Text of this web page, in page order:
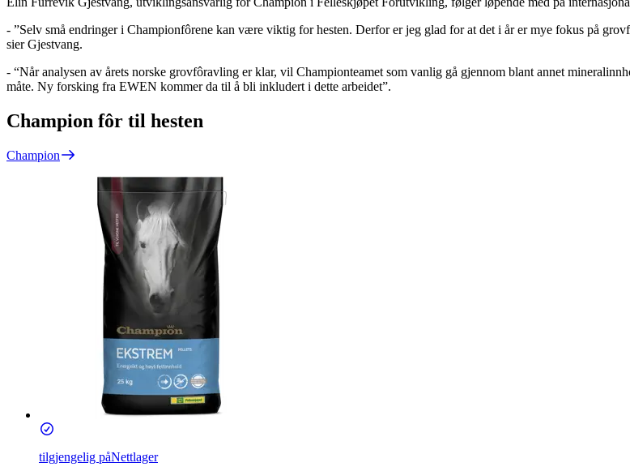
- ”Selv små endringer i Championfôrene kan være viktig for hesten. Derfor er jeg glad for at det i år er mye fokus på
sier Gjestvang.
- “Når analysen av årets norske grovfôravling er klar, vil Championteamet som vanlig gå gjennom blant annet
måte. Ny forsking fra EWEN kommer da til å bli inkludert i dette arbeidet”.
Champion fôr til hesten
Champion
tilgjengelig påNettlager